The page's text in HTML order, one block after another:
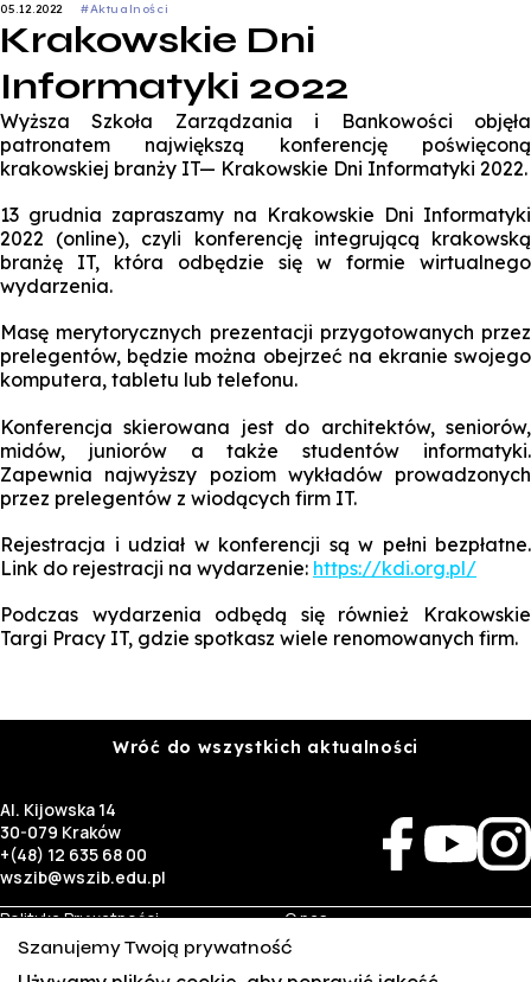
05.12.2022 #Aktualności
Krakowskie Dni
Informatyki 2022
Wyższa Szkoła Zarządzania i Bankowości objęła
patronatem największą konferencję poświęconą
krakowskiej branży IT— Krakowskie Dni Informatyki 2022.
13 grudnia zapraszamy na Krakowskie Dni Informatyki
2022 (online), czyli konferencję integrującą krakowską
branżę IT, która odbędzie się w formie wirtualnego
wydarzenia.
Masę merytorycznych prezentacji przygotowanych przez
prelegentów, będzie można obejrzeć na ekranie swojego
komputera, tabletu lub telefonu.
Konferencja skierowana jest do architektów, seniorów,
midów, juniorów a także studentów informatyki.
Zapewnia najwyższy poziom wykładów prowadzonych
przez prelegentów z wiodących firm IT.
Rejestracja i udział w konferencji są w pełni bezpłatne.
Link do rejestracji na wydarzenie: https://kdi.org.pl/
Podczas wydarzenia odbędą się również Krakowskie
Targi Pracy IT, gdzie spotkasz wiele renomowanych firm.
Wróć do wszystkich aktualności
Al. Kijowska 14
30-079 Kraków
+(48) 12 635 68 00
wszib@wszib.edu.pl
Polityka Prywatności
RODO
O nas
Rekrutacja
Studia
Szanujemy Twoją prywatność